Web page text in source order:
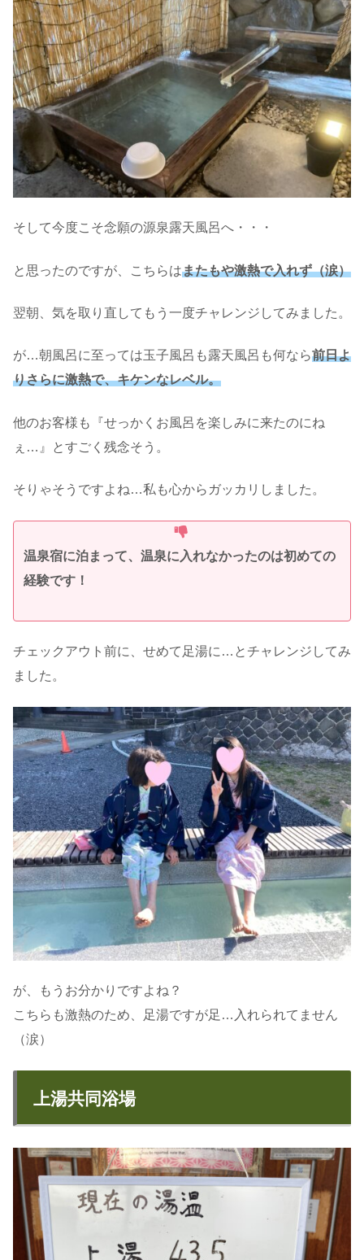
そして今度こそ念願の源泉露天風呂へ・・・
と思ったのですが、こちらはまたもや激熱で入れず（涙）
翌朝、気を取り直してもう一度チャレンジしてみました。
が…朝風呂に至っては玉子風呂も露天風呂も何なら前日よ
りさらに激熱で、キケンなレベル。
他のお客様も『せっかくお風呂を楽しみに来たのにね
ぇ…』とすごく残念そう。
そりゃそうですよね…私も心からガッカリしました。
温泉宿に泊まって、温泉に入れなかったのは初めての
経験です！
チェックアウト前に、せめて足湯に…とチャレンジしてみ
ました。
が、もうお分かりですよね？
こちらも激熱のため、足湯ですが足…入れられてません
（涙）
上湯共同浴場